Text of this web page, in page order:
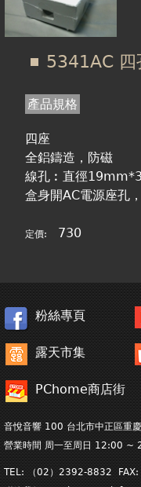
5341AC 四
產品規格
四座
全鋁鑄造，防磁
線孔︰直徑19mm*3
盒身開AC電源座孔
定價: 730
粉絲專頁
露天市集
PChome商店街
音悅音響 100 台北市中正區重
營業時間 周一至周日
TEL: （02）2392-8832